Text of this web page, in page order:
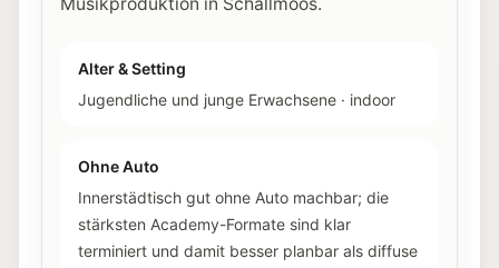
Alter & Setting
Jugendliche und junge Erwachsene · indoor
Ohne Auto
Innerstädtisch gut ohne Auto machbar; die
stärksten Academy-Formate sind klar
terminiert und damit besser planbar als diffuse